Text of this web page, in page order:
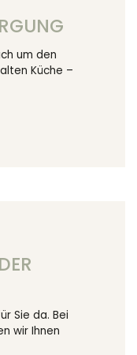
um den
Küche –
Sie da. Bei
wir Ihnen